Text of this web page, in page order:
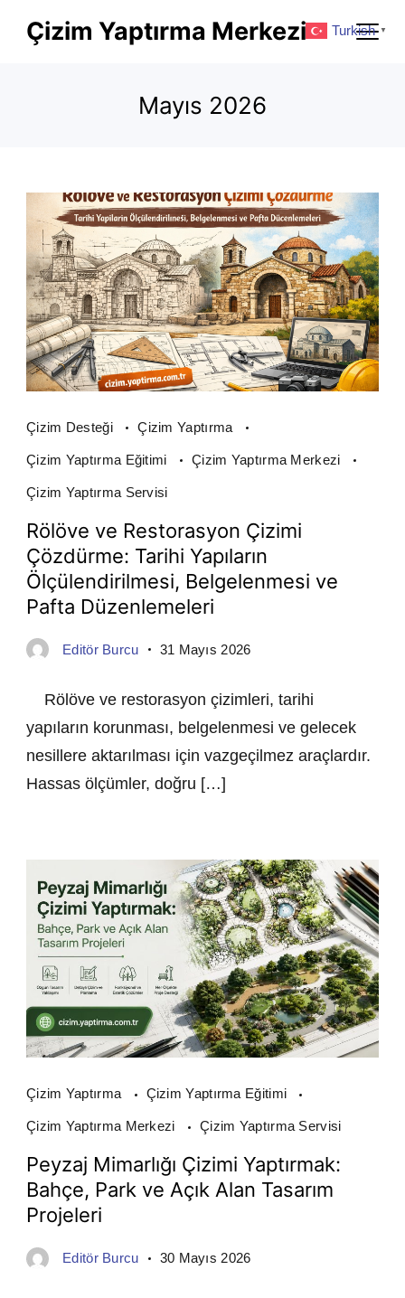
Çizim Yaptırma Merkezi
Mayıs 2026
Çizim Desteği Çizim Yaptırma
Çizim Yaptırma Eğitimi Çizim Yaptırma Merkezi
Çizim Yaptırma Servisi
Rölöve ve Restorasyon Çizimi
Çözdürme: Tarihi Yapıların
Ölçülendirilmesi, Belgelenmesi ve
Pafta Düzenlemeleri
Editör Burcu 31 Mayıs 2026
Rölöve ve restorasyon çizimleri, tarihi
yapıların korunması, belgelenmesi ve gelecek
nesillere aktarılması için vazgeçilmez araçlardır.
Hassas ölçümler, doğru […]
Çizim Yaptırma Çizim Yaptırma Eğitimi
Çizim Yaptırma Merkezi Çizim Yaptırma Servisi
Peyzaj Mimarlığı Çizimi Yaptırmak:
Bahçe, Park ve Açık Alan Tasarım
Projeleri
Editör Burcu 30 Mayıs 2026
Turkish ▼